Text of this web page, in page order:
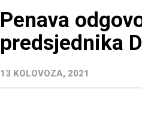
Penava
predsjednika
13 KOLOVOZA, 2021